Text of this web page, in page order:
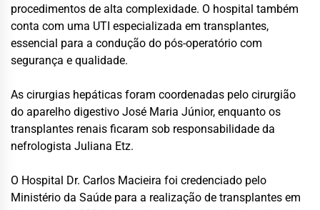
procedimentos de alta complexidade. O hospital também
conta com uma UTI especializada em transplantes,
essencial para a condução do pós-operatório com
segurança e qualidade.
As cirurgias hepáticas foram coordenadas pelo cirurgião
do aparelho digestivo José Maria Júnior, enquanto os
transplantes renais ficaram sob responsabilidade da
nefrologista Juliana Etz.
O Hospital Dr. Carlos Macieira foi credenciado pelo
Ministério da Saúde para a realização de transplantes em